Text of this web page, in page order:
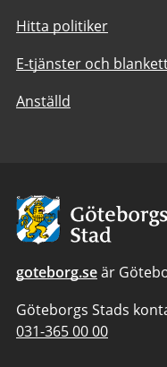
Hitta politiker
E-tjänster och
Anställd
Avsändare:
Göteborgs
Stad
goteborg.seär
Göteborgs Stads
Telefonnummer
031-365 00 00